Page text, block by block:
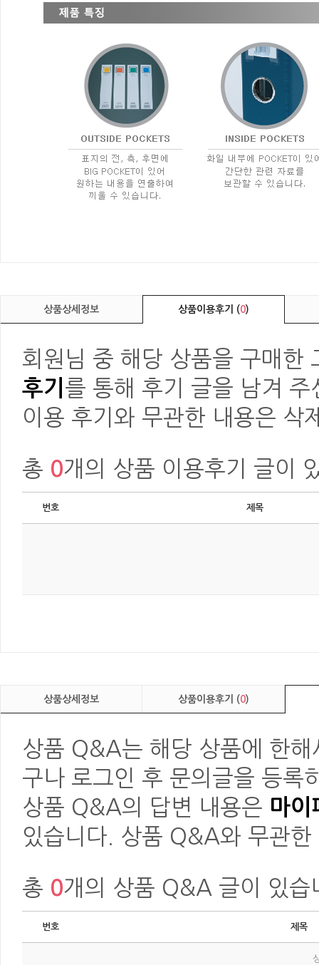
상품상세정보 상품이용후기 (0)
회원님 중 해당 상품을 구매한
후기 를 통해 후기 글을 남겨 주
이용 후기와 무관한 내용은 삭
총 0개의 상품 이용후기 글이
번호 제목
상품상세정보 상품이용후기 (0)
상품 Q&A는 해당 상품에 한
구나 로그인 후 문의글을 등록
상품 Q&A의 답변 내용은 마
있습니다. 상품 Q&A와 무관
총 0개의 상품 Q&A 글이 있습
번호 제목